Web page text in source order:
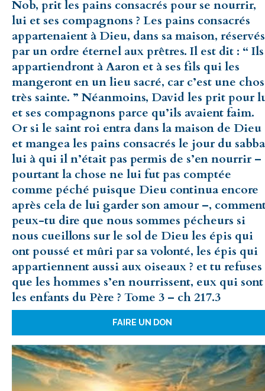
Nob, prit les pains consacrés pour se nourrir,
lui et ses compagnons ? Les pains consacrés
appartenaient à Dieu, dans sa maison, réservés
par un ordre éternel aux prêtres. Il est dit : “ Ils
appartiendront à Aaron et à ses fils qui les
mangeront en un lieu sacré, car c’est une
très sainte. ” Néanmoins, David les prit pour
et ses compagnons parce qu’ils avaient faim.
Or si le saint roi entra dans la maison de Dieu
et mangea les pains consacrés le jour du
lui à qui il n’était pas permis de s’en nourrir –
pourtant la chose ne lui fut pas comptée
comme péché puisque Dieu continua encore
après cela de lui garder son amour –,
peux-tu dire que nous sommes pécheurs si
nous cueillons sur le sol de Dieu les épis qui
ont poussé et mûri par sa volonté, les épis qui
appartiennent aussi aux oiseaux ? et tu refuses
que les hommes s’en nourrissent, eux qui sont
les enfants du Père ? Tome 3 – ch 217.3
FAIRE UN DON